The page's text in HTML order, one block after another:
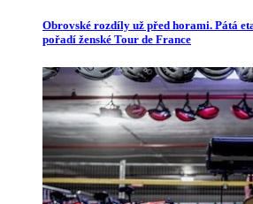
Obrovské rozdíly už před horami. Pátá
pořadí ženské Tour de France